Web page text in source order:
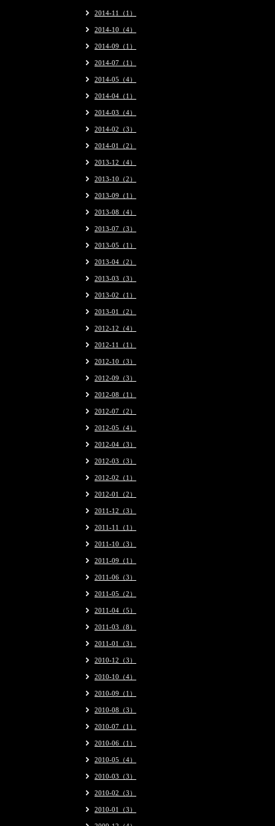
2014-11（1）
2014-10（4）
2014-09（1）
2014-07（1）
2014-05（4）
2014-04（1）
2014-03（4）
2014-02（3）
2014-01（2）
2013-12（4）
2013-10（2）
2013-09（1）
2013-08（4）
2013-07（3）
2013-05（1）
2013-04（2）
2013-03（3）
2013-02（1）
2013-01（2）
2012-12（4）
2012-11（1）
2012-10（3）
2012-09（3）
2012-08（1）
2012-07（2）
2012-05（4）
2012-04（3）
2012-03（3）
2012-02（1）
2012-01（2）
2011-12（3）
2011-11（1）
2011-10（3）
2011-09（1）
2011-06（3）
2011-05（2）
2011-04（5）
2011-03（8）
2011-01（3）
2010-12（3）
2010-10（4）
2010-09（1）
2010-08（3）
2010-07（1）
2010-06（1）
2010-05（4）
2010-03（3）
2010-02（3）
2010-01（3）